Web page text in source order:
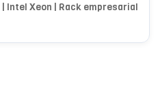
| Intel Xeon | Rack empresarial